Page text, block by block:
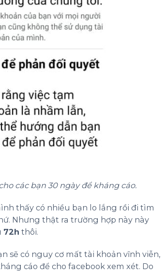
các bạn 30 ngày để kháng cáo.
thấy có nhiều bạn lo lắng rồi đi tìm
Nhưng thật ra trường hợp này này
72h thôi.
sẽ có nguy cơ mất tài khoản vĩnh viễn,
cáo để cho facebook xem xét. Do